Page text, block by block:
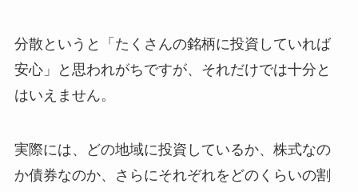
分散というと「たくさんの銘柄に投資していれば
安心」と思われがちですが、それだけでは十分と
はいえません。
実際には、どの地域に投資しているか、株式なの
か債券なのか、さらにそれぞれをどのくらいの割